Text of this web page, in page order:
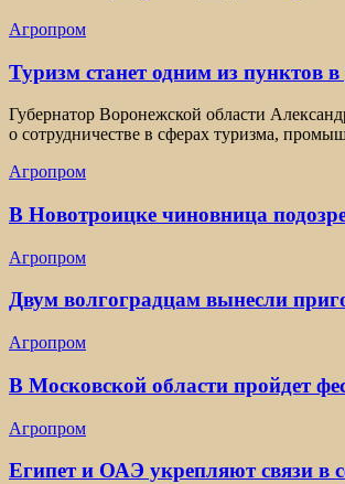
Агропром
Туризм станет одним из пунктов
Губернатор Воронежской области
о сотрудничестве в сферах туризма,
Агропром
В Новотроицке чиновница
Агропром
Двум волгоградцам вынесли
Агропром
В Московской области пройдет
Агропром
Египет и ОАЭ укрепляют связи в